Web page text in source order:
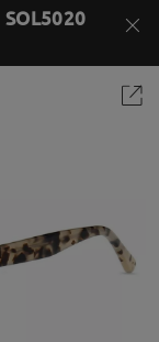
SOL5020